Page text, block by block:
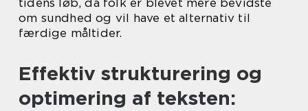
tidens løb, da folk er blevet mere bevidste
om sundhed og vil have et alternativ til
færdige måltider.
Effektiv strukturering og
optimering af teksten: